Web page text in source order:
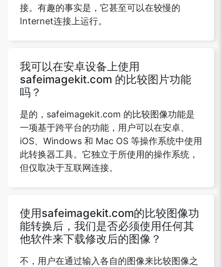
接。有趣的事实是，它甚至可以在较慢的
Internet连接上运行。
我可以在安卓设备上使用
safeimagekit.com 的比较图片功能
吗？
是的，safeimagekit.com 的比较图像功能是
一项基于跨平台的功能，用户可以在安卓、
iOS、Windows 和 Mac OS 等操作系统中使用
此转换器工具。它独立于所使用的操作系统，
但仅取决于互联网连接。
使用safeimagekit.com的比较图像功
能转换后，我们是否必须使用任何其
他软件来下载修改后的图像？
不，用户在通过输入各自的图像来比较图像之